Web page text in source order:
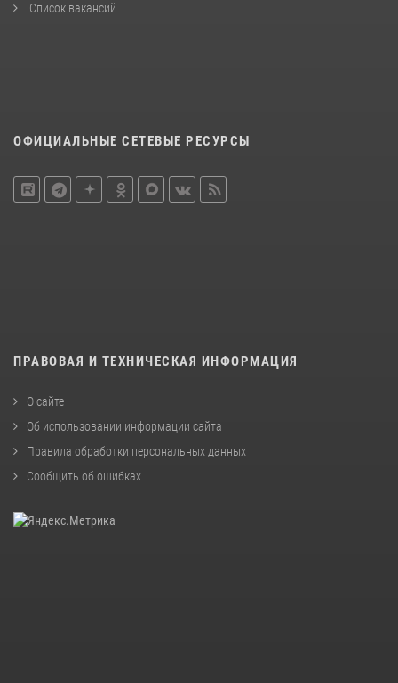
Список вакансий
ОФИЦИАЛЬНЫЕ СЕТЕВЫЕ РЕСУРСЫ
ПРАВОВАЯ И ТЕХНИЧЕСКАЯ ИНФОРМАЦИЯ
О сайте
Об использовании информации сайта
Правила обработки персональных данных
Сообщить об ошибках